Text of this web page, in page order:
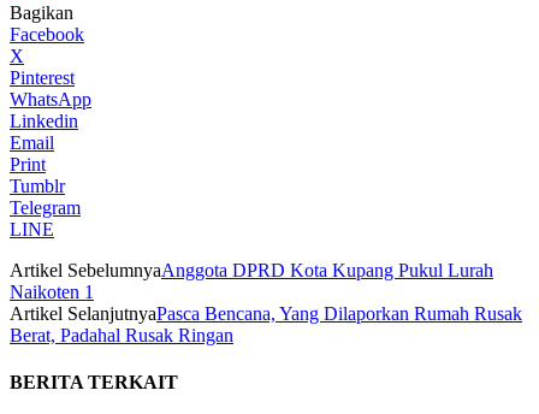
Bagikan
Facebook
X
Pinterest
WhatsApp
Linkedin
Email
Print
Tumblr
Telegram
LINE
Artikel SebelumnyaAnggota DPRD Kota Kupang Pukul Lurah
Naikoten 1
Artikel SelanjutnyaPasca Bencana, Yang Dilaporkan Rumah Rusak
Berat, Padahal Rusak Ringan
BERITA TERKAIT